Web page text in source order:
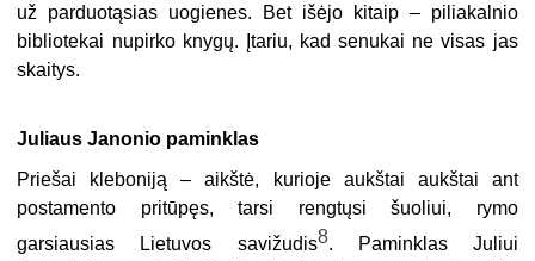
už parduotąsias uogienes. Bet išėjo kitaip – piliakalnio
bibliotekai nupirko knygų. Įtariu, kad senukai ne visas jas
skaitys.
Juliaus Janonio paminklas
Priešai kleboniją – aikštė, kurioje aukštai aukštai ant
postamento pritūpęs, tarsi rengtųsi šuoliui, rymo
garsiausias Lietuvos savižudis8. Paminklas Juliui